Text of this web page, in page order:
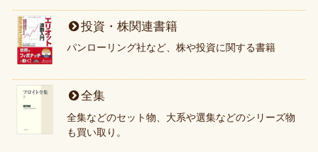
投資・株関連書籍
パンローリング社など、株や投資に関する書籍
全集
全集などのセット物、大系や選集などのシリーズ物
も買い取り。